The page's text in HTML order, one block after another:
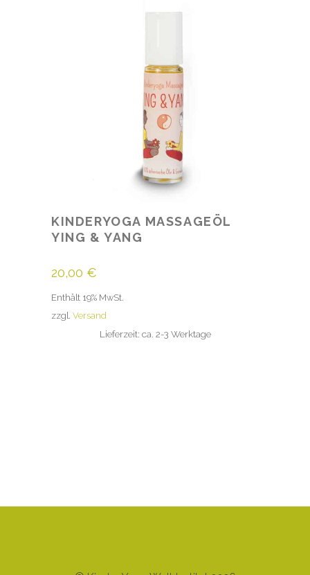
KINDERYOGA MASSAGEÖL
YING & YANG
20,00 €
Enthält 19% MwSt.
zzgl. Versand
Lieferzeit: ca. 2-3 Werktage